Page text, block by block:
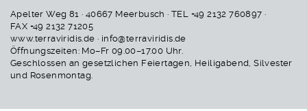
Apelter Weg 81 · 40667 Meerbusch · TEL +49 2132 760897 ·
FAX +49 2132 71205
www.terraviridis.de · info@terraviridis.de
Öffnungszeiten: Mo–Fr 09.00–17.00 Uhr.
Geschlossen an gesetzlichen Feiertagen, Heiligabend, Silvester
und Rosenmontag.